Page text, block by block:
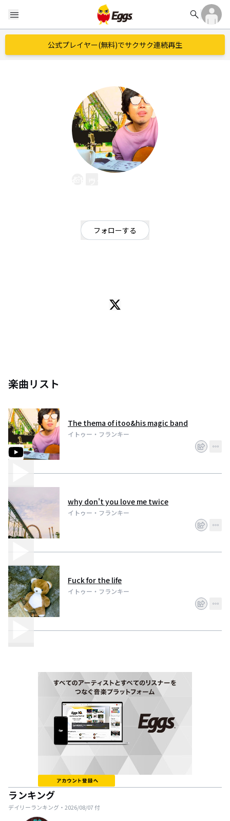
menu search
公式プレイヤー(無料)でサクサク連続再生
フォローする
楽曲リスト
The thema of itoo&his magic band
イトゥー・フランキー
why don't you love me twice
イトゥー・フランキー
Fuck for the life
イトゥー・フランキー
ランキング
デイリーランキング・ 2026/08/07付